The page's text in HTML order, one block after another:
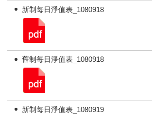
新制每日淨值表_1080918
舊制每日淨值表_1080918
新制每日淨值表_1080919